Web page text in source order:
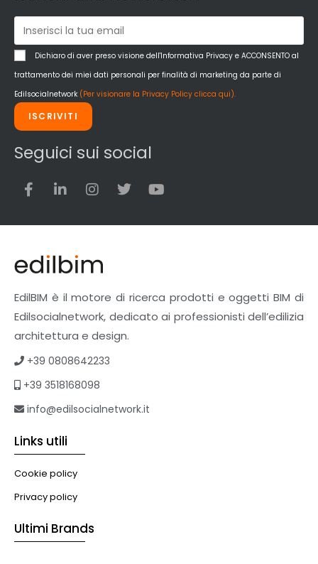
Dichiaro di aver preso visione dell'Informativa Privacy e ACCONSENTO al
trattamento dei miei dati personali per finalità di marketing da parte di
Edilsocialnetwork (Per visionare la Privacy Policy clicca qui).
ISCRIVITI
Seguici sui social
EdilBIM è il motore di ricerca prodotti e oggetti BIM di
Edilsocialnetwork, dedicato ai professionisti dell’edilizia
architettura e design.
+39 0808642233
+39 3518168098
info@edilsocialnetwork.it
Links utili
Cookie policy
Privacy policy
Ultimi Brands